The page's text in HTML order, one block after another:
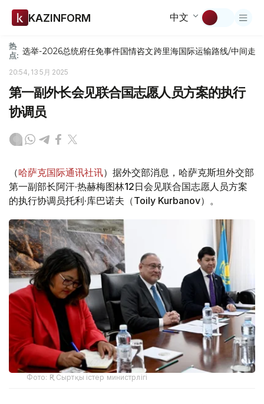
KAZINFORM 中文
热
点: 选举-2026总统府任免事件国情咨文跨里海国际运输路线/中间走廊
20:54, 13 5月 2025
第一副外长会见联合国志愿人员方案的执行
协调员
（哈萨克国际通讯社讯）据外交部消息，哈萨克斯坦外交部
第一副部长阿汗·热赫梅图林12日会见联合国志愿人员方案
的执行协调员托利·库巴诺夫（Toily Kurbanov）。
Фото: ҚР Сыртқы істер министрлігі